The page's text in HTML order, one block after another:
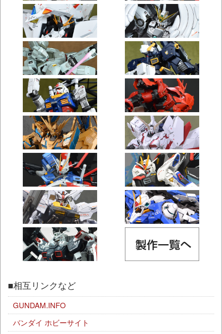
■相互リンクなど
GUNDAM.INFO
バンダイ ホビーサイト